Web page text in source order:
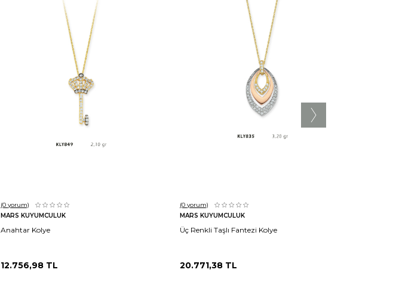
(0 yorum)
MARS KUYUMCULUK
Anahtar Kolye
12.756,98 TL
(0 yorum)
MARS KUYUMCULUK
Üç Renkli Taşlı Fantezi Kolye
20.771,38 TL